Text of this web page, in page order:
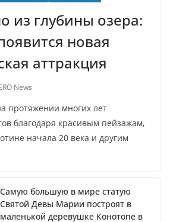
из глубины озера:
новая
аттракция
News
протяжении многих лет
благодаря красивым пейзажам,
начала 20 века и другим
Самую большую в мире статую
Святой Девы Марии построят в
маленькой деревушке Конотопе в